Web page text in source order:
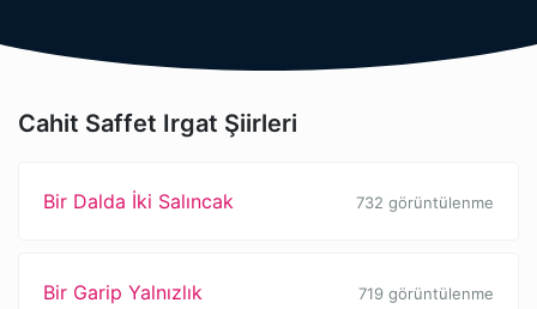
Cahit Saffet Irgat Şiirleri
Bir Dalda İki Salıncak 732 görüntülenme
Bir Garip Yalnızlık 719 görüntülenme